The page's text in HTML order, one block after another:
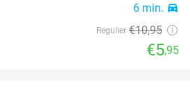
6 min. directions_car
Regulier €10,95
€5,95